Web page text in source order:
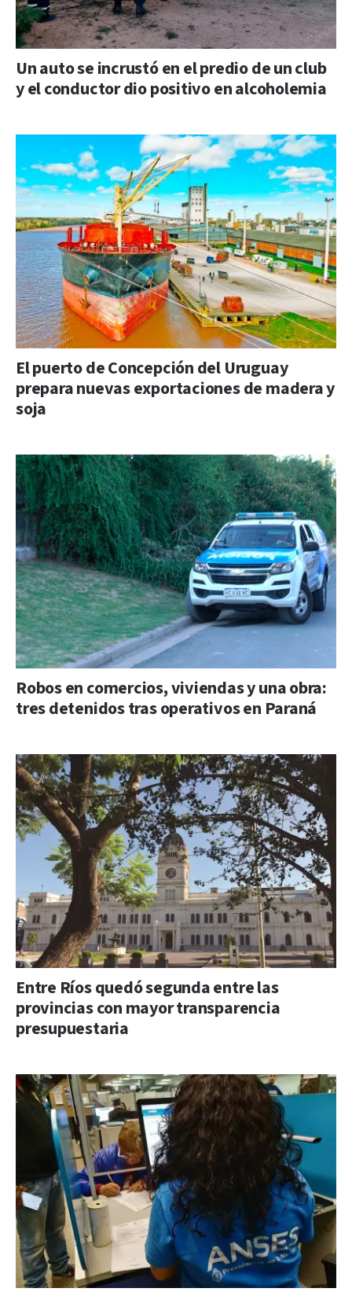
Un auto se incrustó en el predio de un club
y el conductor dio positivo en alcoholemia
El puerto de Concepción del Uruguay
prepara nuevas exportaciones de madera y
soja
Robos en comercios, viviendas y una obra:
tres detenidos tras operativos en Paraná
Entre Ríos quedó segunda entre las
provincias con mayor transparencia
presupuestaria